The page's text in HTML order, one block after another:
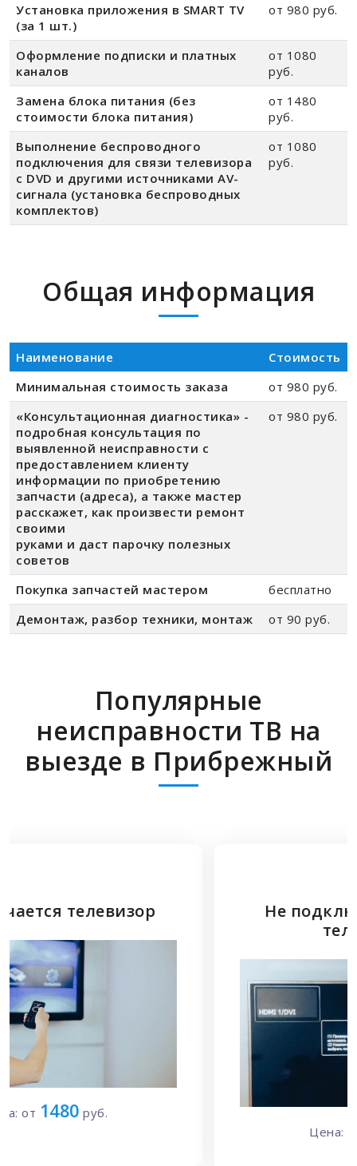
Установка приложения в SMART TV
(за 1 шт.)
от 980 руб.
Оформление подписки и платных
каналов
от 1080
руб.
Замена блока питания (без
стоимости блока питания)
от 1480
руб.
Выполнение беспроводного
подключения для связи телевизора
с DVD и другими источниками AV-
сигнала (установка беспроводных
комплектов)
от 1080
руб.
Общая информация
Наименование
Стоимость
Минимальная стоимость заказа
от 980 руб.
«Консультационная диагностика» -
подробная консультация по
выявленной неисправности с
предоставлением клиенту
информации по приобретению
запчасти (адреса), а также мастер
расскажет, как произвести ремонт
своими
руками и даст парочку полезных
советов
от 980 руб.
Покупка запчастей мастером
бесплатно
Демонтаж, разбор техники, монтаж
от 90 руб.
Популярные
неисправности ТВ на
выезде в Прибрежный
Не подключается HDMI к